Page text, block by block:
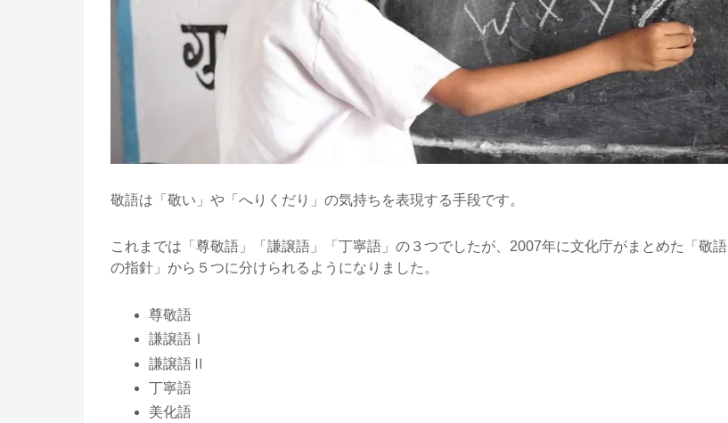
敬語は「敬い」や「へりくだり」の気持ちを表現する手段です。
これまでは「尊敬語」「謙譲語」「丁寧語」の３つでしたが、2007年に文化庁がまとめた「敬語
の指針」から５つに分けられるようになりました。
尊敬語
謙譲語Ⅰ
謙譲語Ⅱ
丁寧語
美化語